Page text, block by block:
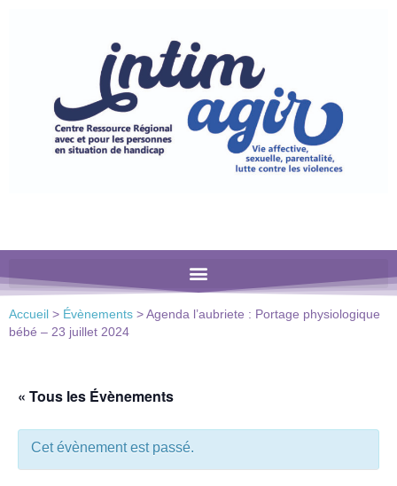
comprend
Accueil > Évènements > Agenda l’aubriete : Portage physiologique
bébé – 23 juillet 2024
« Tous les Évènements
Cet évènement est passé.